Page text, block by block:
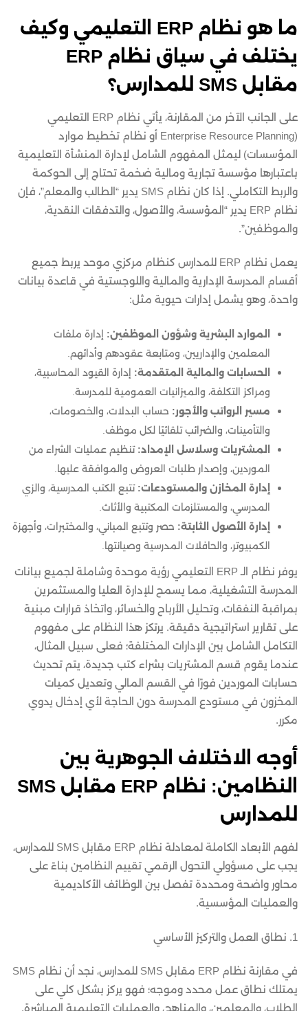
ما هو نظام ERP التعليمي وكيف
يختلف في سياق نظام ERP
مقابل SMS للمدارس؟
على الجانب الآخر من المقارنة، يأتي نظام ERP التعليمي
(Enterprise Resource Planning أو نظام تخطيط موارد
المؤسسات) ليمثل المفهوم الشامل لإدارة المنشأة التعليمية
باعتبارها مؤسسة تجارية ومالية ضخمة تحتاج إلى الحوكمة
والربط التكاملي. إذا كان نظام SMS يدير “الطالب والمعلم”، فإن
نظام ERP يدير “المؤسسة، والأصول، والتدفقات النقدية،
والموظفين”.
يعمل نظام ERP للمدارس كنظام مركزي موحد يربط جميع
أقسام المدرسة الإدارية والمالية واللوجستية في قاعدة بيانات
واحدة، وهو يشمل إدارات حيوية مثل:
الموارد البشرية وشؤون الموظفين: إدارة ملفات
المعلمين والإداريين، ومتابعة عقودهم وأدائهم.
الحسابات والمالية المتقدمة: إدارة القيود المحاسبية،
ومراكز التكلفة، والميزانيات العمومية للمدرسة.
مسير الرواتب والأجور: حساب البدلات، والخصومات،
والتأمينات، والضرائب تلقائيًا لكل موظف.
المشتريات وسلاسل الإمداد: تنظيم عمليات الشراء من
الموردين، وإصدار طلبات العروض والموافقة عليها.
إدارة المخازن والمستودعات: تتبع الكتب المدرسية، والزي
المدرسي، والمستلزمات المكتبية والأثاث.
إدارة الأصول الثابتة: حصر وتتبع المباني، والمختبرات، وأجهزة
الكمبيوتر، والحافلات المدرسية وصيانتها.
يوفر نظام الـ ERP التعليمي رؤية موحدة وشاملة لجميع بيانات
المدرسة التشغيلية، مما يسمح للإدارة العليا والمستثمرين
بمراقبة النفقات، وتحليل الأرباح والخسائر، واتخاذ قرارات مبنية
على تقارير استراتيجية دقيقة. يرتكز هذا النظام على مفهوم
التكامل الشامل بين الإدارات المختلفة؛ فعلى سبيل المثال،
عندما يقوم قسم المشتريات بشراء كتب جديدة، يتم تحديث
حسابات الموردين فورًا في القسم المالي وتعديل كميات
المخزون في مستودع المدرسة دون الحاجة لأي إدخال يدوي
مكرر.
أوجه الاختلاف الجوهرية بين
النظامين: نظام ERP مقابل SMS
للمدارس
لفهم الأبعاد الكاملة لمعادلة نظام ERP مقابل SMS للمدارس،
يجب على مسؤولي التحول الرقمي تقييم النظامين بناءً على
محاور واضحة ومحددة تفصل بين الوظائف الأكاديمية
والعمليات المؤسسية.
1. نطاق العمل والتركيز الأساسي
في مقارنة نظام ERP مقابل SMS للمدارس، نجد أن نظام SMS
يمتلك نطاق عمل محدد وموجه؛ فهو يركز بشكل كلي على
الطلاب، والمعلمين، والمناهج، والعمليات التعليمية المباشرة.